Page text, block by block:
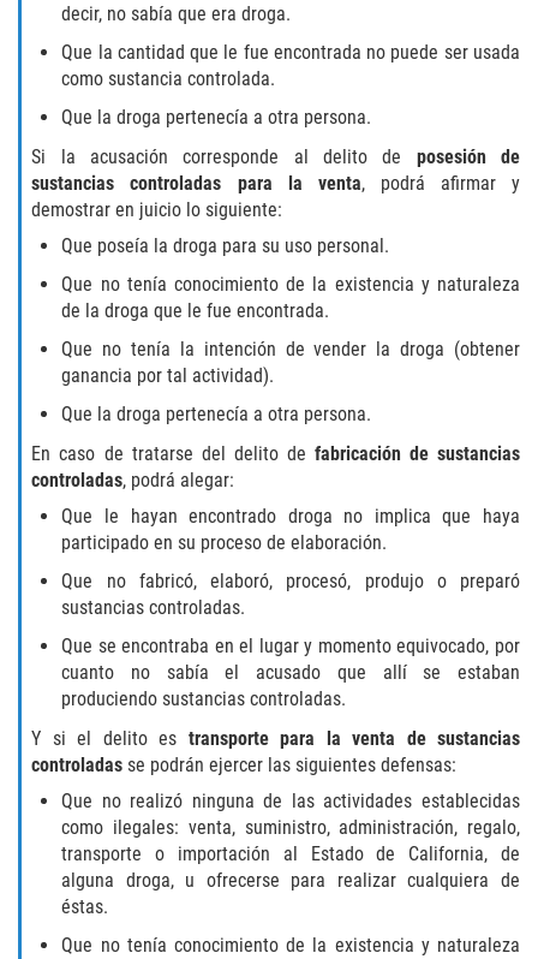
DRUG POSSESSION
MARIJUANA
SALES / TRANSPORTATION
EXPUNGEMENT
FEDERAL
Fraud
AUTO INSURANCE FRAUD
CHECK FRAUD
CREDIT CARD FRAUD
GAMBLING FRAUD
HEALTH CARE FRAUD
SECURITIES FRAUD
JUVENILE
JUVENILE
Post Conviction Matters
decir, no sabía que era droga.
Que la cantidad que le fue encontrada no puede ser usada
como sustancia controlada.
Que la droga pertenecía a otra persona.
Si la acusación corresponde al delito de posesión de
sustancias controladas para la venta, podrá afirmar y
demostrar en juicio lo siguiente:
Que poseía la droga para su uso personal.
Que no tenía conocimiento de la existencia y naturaleza
de la droga que le fue encontrada.
Que no tenía la intención de vender la droga (obtener
ganancia por tal actividad).
Que la droga pertenecía a otra persona.
En caso de tratarse del delito de fabricación de sustancias
controladas, podrá alegar:
Que le hayan encontrado droga no implica que haya
participado en su proceso de elaboración.
Que no fabricó, elaboró, procesó, produjo o preparó
sustancias controladas.
Que se encontraba en el lugar y momento equivocado, por
cuanto no sabía el acusado que allí se estaban
produciendo sustancias controladas.
Y si el delito es transporte para la venta de sustancias
controladas se podrán ejercer las siguientes defensas:
Que no realizó ninguna de las actividades establecidas
como ilegales: venta, suministro, administración, regalo,
transporte o importación al Estado de California, de
alguna droga, u ofrecerse para realizar cualquiera de
éstas.
Que no tenía conocimiento de la existencia y naturaleza